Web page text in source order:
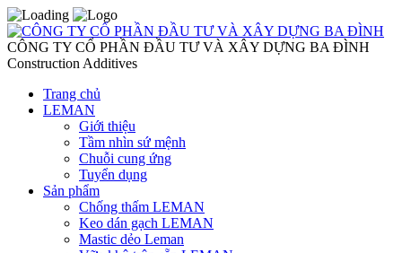
CÔNG TY CỔ PHẦN ĐẦU TƯ VÀ XÂY DỰNG BA ĐÌNH
Construction Additives
Trang chủ
LEMAN
Giới thiệu
Tầm nhìn sứ mệnh
Chuỗi cung ứng
Tuyển dụng
Sản phẩm
Chống thấm LEMAN
Keo dán gạch LEMAN
Mastic dẻo Leman